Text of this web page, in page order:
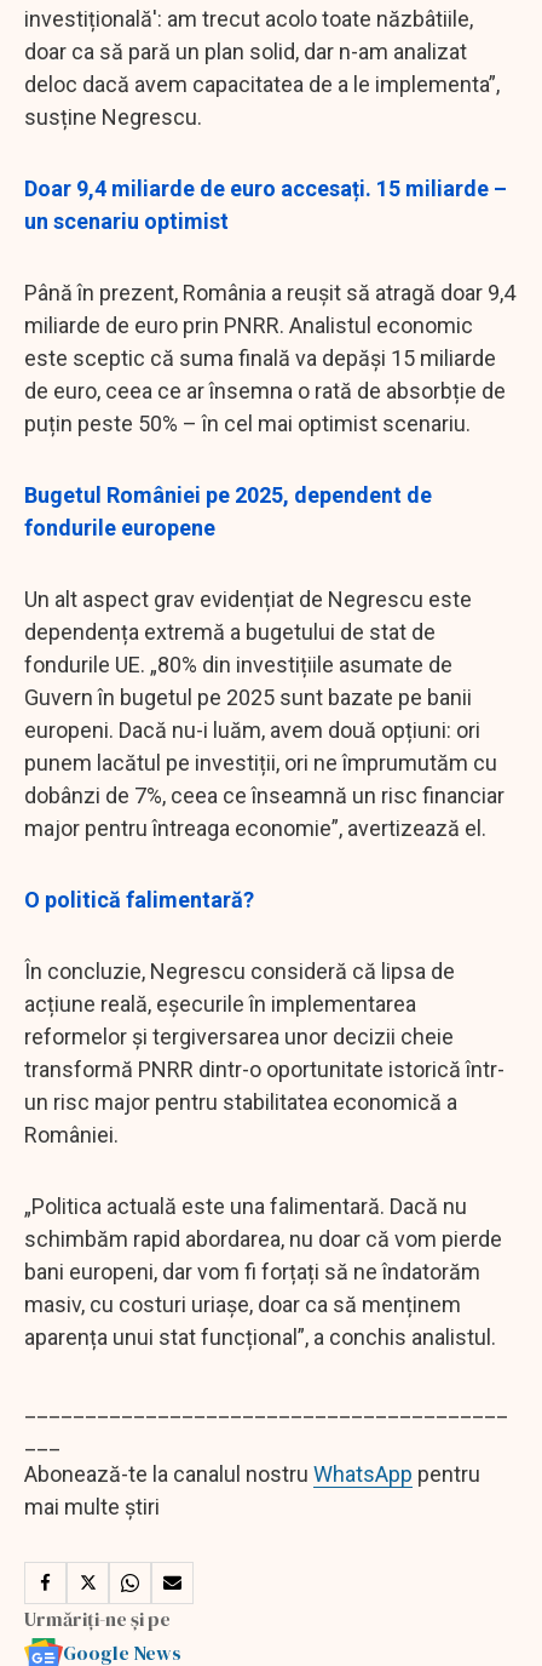
investițională': am trecut acolo toate năzbâtiile,
doar ca să pară un plan solid, dar n-am analizat
deloc dacă avem capacitatea de a le implementa”,
susține Negrescu.
Doar 9,4 miliarde de euro accesați. 15 miliarde –
un scenariu optimist
Până în prezent, România a reușit să atragă doar 9,4
miliarde de euro prin PNRR. Analistul economic
este sceptic că suma finală va depăși 15 miliarde
de euro, ceea ce ar însemna o rată de absorbție de
puțin peste 50% – în cel mai optimist scenariu.
Bugetul României pe 2025, dependent de
fondurile europene
Un alt aspect grav evidențiat de Negrescu este
dependența extremă a bugetului de stat de
fondurile UE. „80% din investițiile asumate de
Guvern în bugetul pe 2025 sunt bazate pe banii
europeni. Dacă nu-i luăm, avem două opțiuni: ori
punem lacătul pe investiții, ori ne împrumutăm cu
dobânzi de 7%, ceea ce înseamnă un risc financiar
major pentru întreaga economie”, avertizează el.
O politică falimentară?
În concluzie, Negrescu consideră că lipsa de
acțiune reală, eșecurile în implementarea
reformelor și tergiversarea unor decizii cheie
transformă PNRR dintr-o oportunitate istorică într-
un risc major pentru stabilitatea economică a
României.
„Politica actuală este una falimentară. Dacă nu
schimbăm rapid abordarea, nu doar că vom pierde
bani europeni, dar vom fi forțați să ne îndatorăm
masiv, cu costuri uriașe, doar ca să menținem
aparența unui stat funcțional”, a conchis analistul.
Abonează-te la canalul nostru WhatsApp pentru
mai multe știri
Urmăriți-ne și pe
Google News